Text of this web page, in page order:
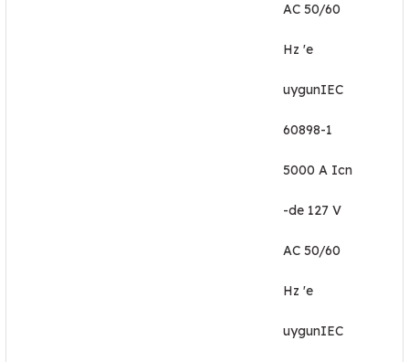
AC 50/60
Hz 'e
uygunIEC
60898-1
5000 A Icn
-de 127 V
AC 50/60
Hz 'e
uygunIEC